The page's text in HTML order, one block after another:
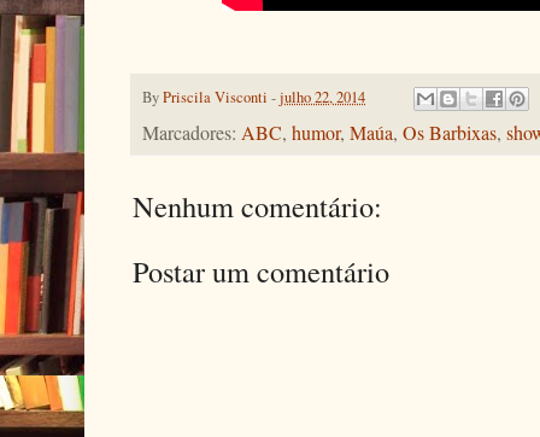
ByPriscila Visconti -julho 22, 2014
Marcadores: ABC, humor, Maúa, Os Barbixas,
Nenhum comentário:
Postar um comentário